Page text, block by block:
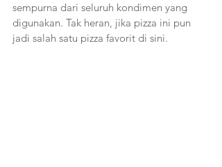
sempurna dari seluruh kondimen yang
digunakan. Tak heran, jika pizza ini pun
jadi salah satu pizza favorit di sini.